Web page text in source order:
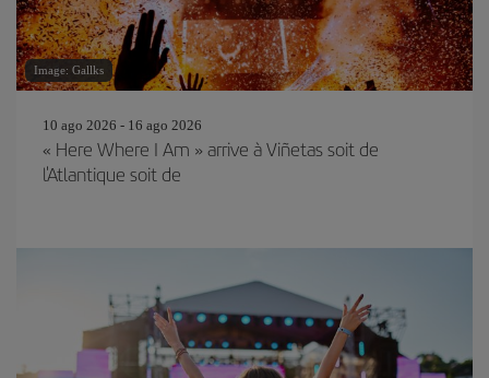
Image: Gallks
10 ago 2026 - 16 ago 2026
« Here Where I Am » arrive à Viñetas soit de
l'Atlantique soit de